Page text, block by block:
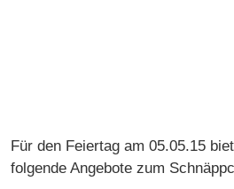
Für den Feiertag am 05.05.15
folgende Angebote zum